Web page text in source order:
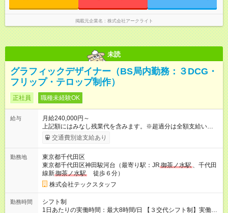
掲載元企業名 株式会社アークライト
未読
グラフィックデザイナー（BS局内勤務：３DCG・
フリップ・テロップ制作）
正社員 職種未経験OK
給与
月給240,000円～
上記額にはみなし残業代を含みます。※超過分は全額支給いたし
ます。 みなし残業代 40,000円／月 みなし残業時間 25時間／月
※自社雇用です 固定給制 月給24万円以上 上記額にはみなし残
ます ※深夜勤務手当（対象時間帯 22：00～翌朝5：00）を支
給いたします。 【試用期間】試用期間あり 試用期間の長さ：6
ヶ月 雇用形態、給与は本採用時と同じです。
交通費別途支給あり
勤務地
東京都千代田区
東京都千代田区神田駿河台（最寄り駅：JR 御茶ノ水駅 、千代田
線新御茶ノ水駅
徒歩６分）
株式会社テックスタッフ
勤務時間
シフト制
1日あたりの実働時間：最大8時間/日 【３交代シフト制】実働7